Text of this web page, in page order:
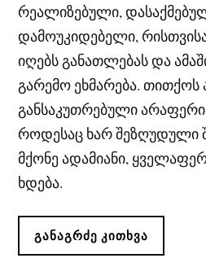
რეალიზებული,
დამოუკიდებელი,
იღებს განათლებას და
გარემო ეხმარება. თითქოს
განსაკუთრებული
როდესაც ხარ შეზღუდული
მქონე ადამიანი,
ხდება.
ᲒᲐᲜᲐᲒᲠᲫᲔ ᲙᲘᲗᲮᲕᲐ